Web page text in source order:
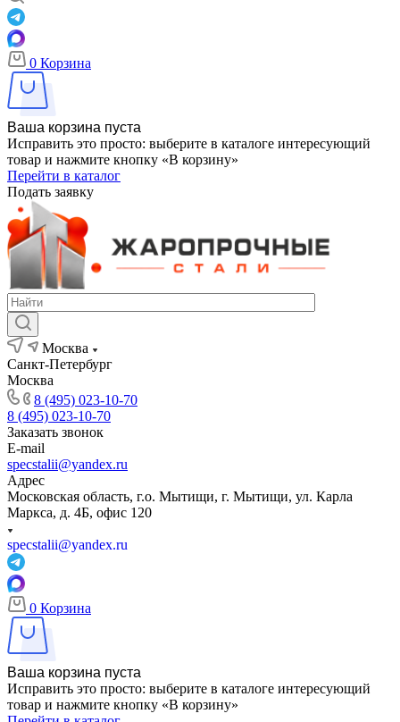
0 Корзина
Ваша корзина пуста
Исправить это просто: выберите в каталоге интересующий
товар и нажмите кнопку «В корзину»
Перейти в каталог
Подать заявку
Москва
Санкт-Петербург
Москва
8 (495) 023-10-70
8 (495) 023-10-70
Заказать звонок
E-mail
specstalii@yandex.ru
Адрес
Московская область, г.о. Мытищи, г. Мытищи, ул. Карла
Маркса, д. 4Б, офис 120
specstalii@yandex.ru
0 Корзина
Ваша корзина пуста
Исправить это просто: выберите в каталоге интересующий
товар и нажмите кнопку «В корзину»